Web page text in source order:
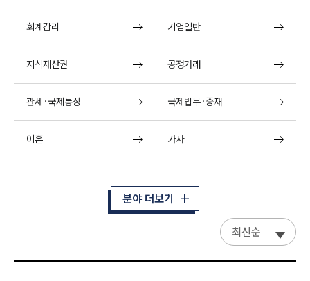
회계감리 기업일반
지식재산권 공정거래
관세·국제통상 국제법무·중재
이혼 가사
분야 더보기
최신순